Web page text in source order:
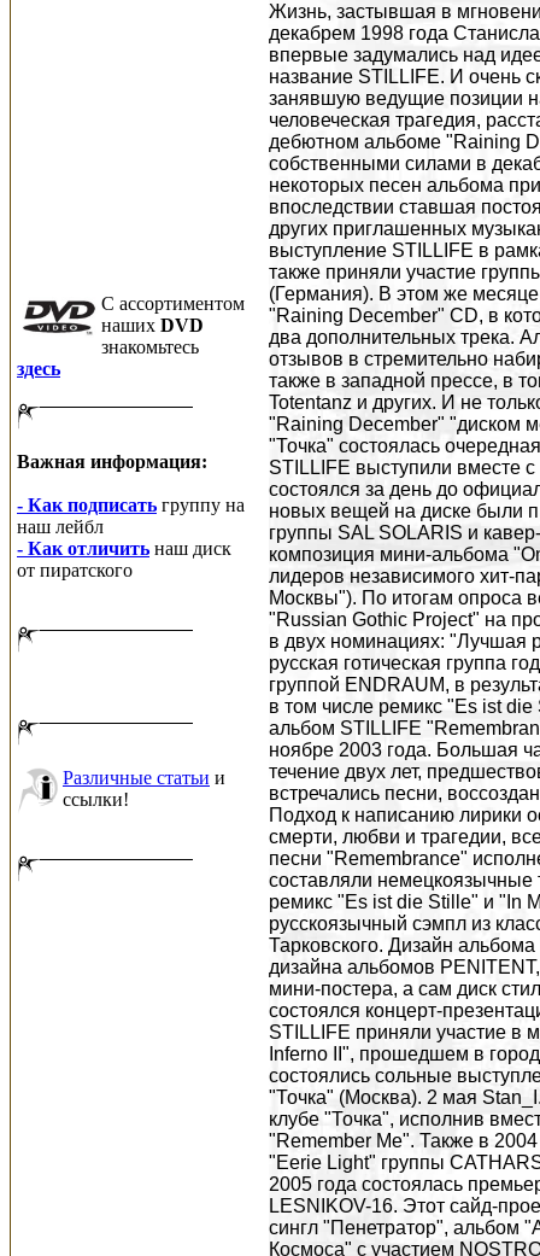
C ассортиментом
наших DVD
знакомьтесь
здесь
Важная информация:
- Как подписать группу на
наш лейбл
- Как отличить наш диск
от пиратского
Различные статьи и
ссылки!
Жизнь, застывшая в
декабрем 1998 года
впервые задумались над
название STILLIFE. И очень
занявшую ведущие позиции
человеческая трагедия,
дебютном альбоме "Raining
собственными силами в
некоторых песен альбома
впоследствии ставшая
других приглашенных
выступление STILLIFE в
также приняли участие
(Германия). В этом же
"Raining December" CD, в
два дополнительных трека.
отзывов в стремительно
также в западной прессе, в
Totentanz и других. И не
"Raining December" "диском
"Точка" состоялась
STILLIFE выступили вместе
состоялся за день до
новых вещей на диске были
группы SAL SOLARIS и
композиция мини-альбома
лидеров независимого хит-
Москвы"). По итогам опроса
"Russian Gothic Project" на
в двух номинациях: "Лучшая
русская готическая группа
группой ENDRAUM, в
в том числе ремикс "Es ist
альбом STILLIFE
ноябре 2003 года. Большая
течение двух лет,
встречались песни,
Подход к написанию лирики
смерти, любви и трагедии,
песни "Remembrance"
составляли немецкоязычные
ремикс "Es ist die Stille" и "In
русскоязычный сэмпл из
Тарковского. Дизайн
дизайна альбомов
мини-постера, а сам диск
состоялся концерт-
STILLIFE приняли участие в
Inferno II", прошедшем в
состоялись сольные
"Точка" (Москва). 2 мая
клубе "Точка", исполнив
"Remember Me". Также в
"Eerie Light" группы
2005 года состоялась
LESNIKOV-16. Этот сайд-
сингл "Пенетратор", альбом
Космоса" с участием